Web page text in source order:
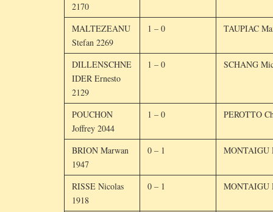
2170
MALTEZEANU
Stefan 2269
1 – 0 TAUPIAC
DILLENSCHNE
IDER Ernesto
2129
1 – 0 SCHANG
POUCHON
Joffrey 2044
1 – 0 PEROTTO
BRION Marwan
1947
0 – 1 MONTAIGU
RISSE Nicolas
1918
0 – 1 MONTAIGU